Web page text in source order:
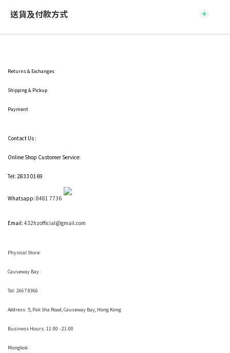
送貨及付款方式
Returns & Exchanges
Shipping& Pickup
Payment
Contact Us :
Online Shop Customer Service:
Tel: 2833 0169
Whatsapp: 8481 7736
Email: 432hzofficial@gmail.com
Physical Store:
Causeway Bay :
Tel: 2667 8366
Address: 5, Pak Sha Road, Causeway Bay, Hong Kong
Business Hours: 11:00 - 21:00
Mongkok :